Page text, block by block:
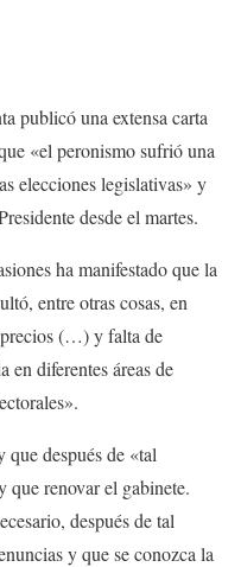
publicó una extensa carta
«el peronismo sufrió una
elecciones legislativas» y
desde el martes.
ha manifestado que la
entre otras cosas, en
precios (…) y falta de
en diferentes áreas de
que después de «tal
que renovar el gabinete.
después de tal
y que se conozca la